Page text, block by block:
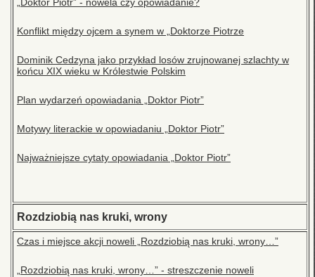
„Doktor Piotr” - nowela czy opowiadanie?
Konflikt między ojcem a synem w „Doktorze Piotrze
Dominik Cedzyna jako przykład losów zrujnowanej szlachty w
końcu XIX wieku w Królestwie Polskim
Plan wydarzeń opowiadania „Doktor Piotr”
Motywy literackie w opowiadaniu „Doktor Piotr”
Najważniejsze cytaty opowiadania „Doktor Piotr”
Rozdziobią nas kruki, wrony
Czas i miejsce akcji noweli „Rozdziobią nas kruki, wrony…”
„Rozdziobią nas kruki, wrony…” - streszczenie noweli